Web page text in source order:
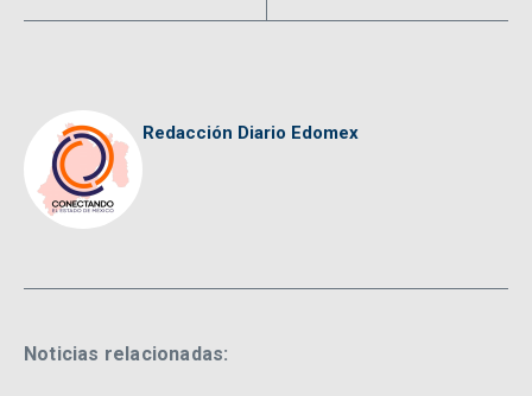
Redacción Diario Edomex
Noticias relacionadas: